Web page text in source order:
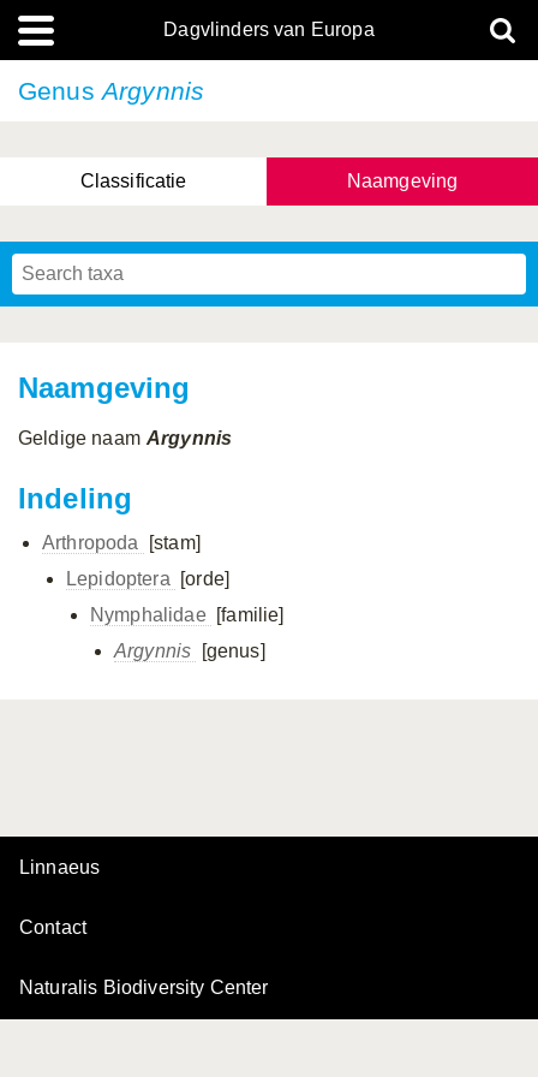
Dagvlinders van Europa
GenusArgynnis
Classificatie Naamgeving
Naamgeving
Geldige naam Argynnis
Indeling
Arthropoda
[stam]
Lepidoptera
[orde]
Nymphalidae [familie]
Argynnis
[genus]
Linnaeus
Contact
Naturalis Biodiversity Center